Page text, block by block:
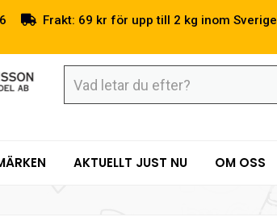
Frakt: 69 kr för upp till 2 kg inom Sverige
AKTUELLT JUST NU OM OSS